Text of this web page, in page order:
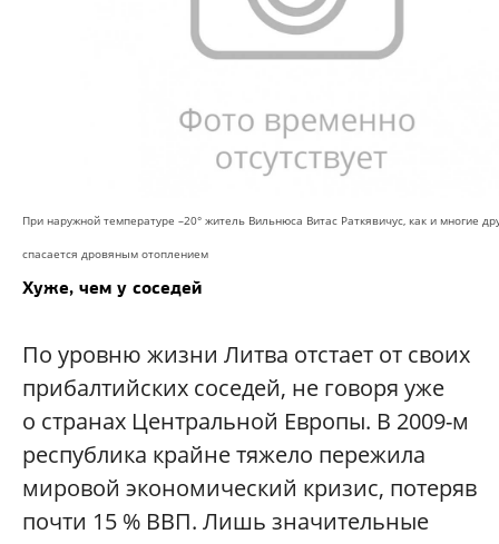
При наружной температуре –20° житель Вильнюса Витас Раткявичус, как и многие
спасается дровяным отоплением
Хуже, чем у соседей
По уровню жизни Литва отстает от своих
прибалтийских соседей, не говоря уже
о странах Центральной Европы. В 2009-м
республика крайне тяжело пережила
мировой экономический кризис, потеряв
почти 15 % ВВП. Лишь значительные